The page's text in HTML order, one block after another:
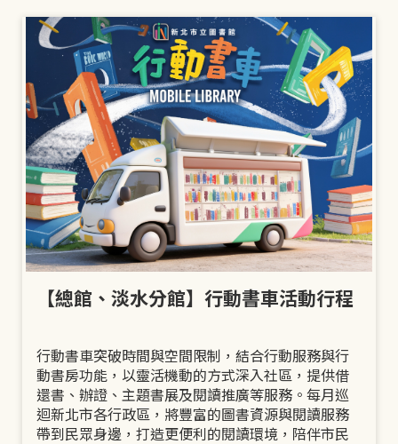
【總館、淡水分館】行動書車活動行程
行動書車突破時間與空間限制，結合行動服務與行
動書房功能，以靈活機動的方式深入社區，提供借
還書、辦證、主題書展及閱讀推廣等服務。每月巡
迴新北市各行政區，將豐富的圖書資源與閱讀服務
帶到民眾身邊，打造更便利的閱讀環境，陪伴市民